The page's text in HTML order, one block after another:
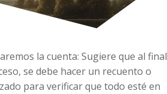
la cuenta: Sugiere que al final
se debe hacer un recuento o
para verificar que todo esté en